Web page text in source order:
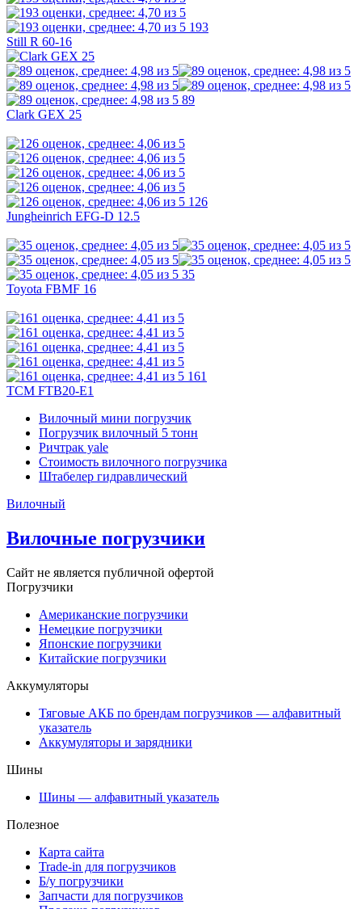
193
Still R 60-16
89
Clark GEX 25
126
Jungheinrich EFG-D 12.5
35
Toyota FBMF 16
161
TCM FTB20-E1
Вилочный мини погрузчик
Погрузчик вилочный 5 тонн
Ричтрак yale
Стоимость вилочного погрузчика
Штабелер гидравлический
Вилочный
Вилочные погрузчики
Сайт не является публичной офертой
Погрузчики
Американские погрузчики
Немецкие погрузчики
Японские погрузчики
Китайские погрузчики
Аккумуляторы
Тяговые АКБ по брендам погрузчиков — алфавитный
указатель
Аккумуляторы и зарядники
Шины
Шины — алфавитный указатель
Полезное
Карта сайта
Trade-in для погрузчиков
Б/у погрузчики
Запчасти для погрузчиков